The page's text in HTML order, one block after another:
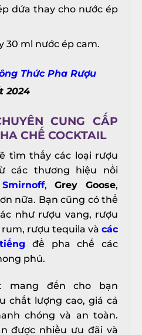
dứa thay cho nước ép
30 ml nước ép cam.
Thức Pha Rượu
2024
CUNG CẤP
CHẾ COCKTAIL
tìm thấy các loại rượu
các thương hiệu nổi
Smirnoff, Grey Goose,
nữa. Bạn cũng có thể
như rượu vang, rượu
rượu tequila và các
để pha chế các
phú.
mang đến cho bạn
chất lượng cao, giá cả
chóng và an toàn.
được nhiều ưu đãi và